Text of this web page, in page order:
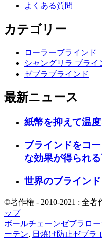
よくある質問
カテゴリー
ローラーブラインド
シャングリラ ブライ
ゼブラブラインド
最新ニュース
紙幣を抑えて温
ブラインドをコ
な効果が得られる
世界のブライン
©著作権 - 2010-2021 : 全著
ップ
ボールチェーンゼブラロ
ーテン, 日焼け防止ゼブラ